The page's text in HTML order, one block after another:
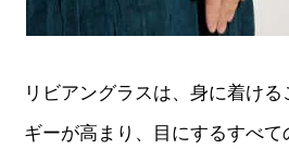
リビアングラスは、身に着け
ギーが高まり、目にするすべ